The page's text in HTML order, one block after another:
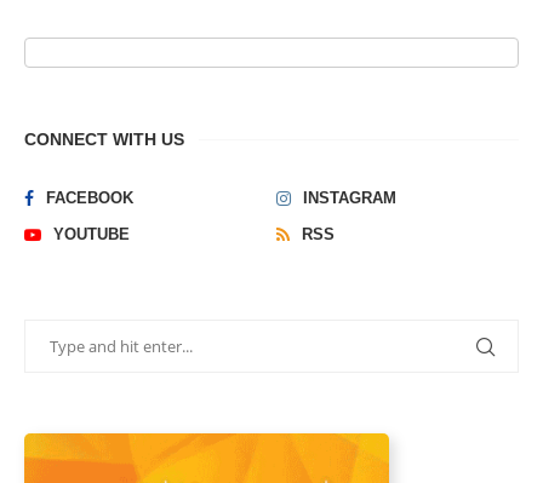
CONNECT WITH US
FACEBOOK
INSTAGRAM
YOUTUBE
RSS